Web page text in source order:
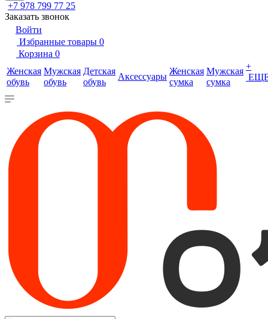
+7 978 799 77 25
Заказать звонок
Войти
Избранные товары 0
Корзина 0
Женская
обувь
Мужская
обувь
Детская
обувь
Аксессуары
Женская
сумка
Мужская
сумка
+